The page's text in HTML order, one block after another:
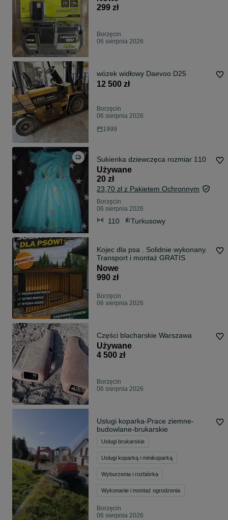
299 zł
Borzęcin
06 sierpnia 2026
wózek widłowy Daevoo D25
12 500 zł
Borzęcin
06 sierpnia 2026
1999
Sukienka dziewczęca rozmiar 110
Używane
20 zł
23,70 zł z Pakietem Ochronnym
Borzęcin
06 sierpnia 2026
110 Turkusowy
Kojec dla psa . Solidnie wykonany.
Transport i montaż GRATIS
Nowe
990 zł
Borzęcin
06 sierpnia 2026
Części blacharskie Warszawa
Używane
4 500 zł
Borzęcin
06 sierpnia 2026
Uslugi koparka-Prace ziemne-
budowlane-brukarskie
Usługi brukarskie
Usługi koparką i minikoparką
Wyburzenia i rozbiórka
Wykonanie i montaż ogrodzenia
Borzęcin
06 sierpnia 2026